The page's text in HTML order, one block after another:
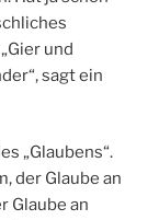
und
sagt ein
„Glaubens“.
der Glaube an
Glaube an